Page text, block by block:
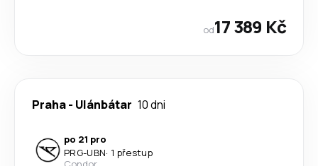
od17 389 Kč
Praha- Ulánbátar 10 dni
po 21 pro
PRG-UBN· 1 přestup